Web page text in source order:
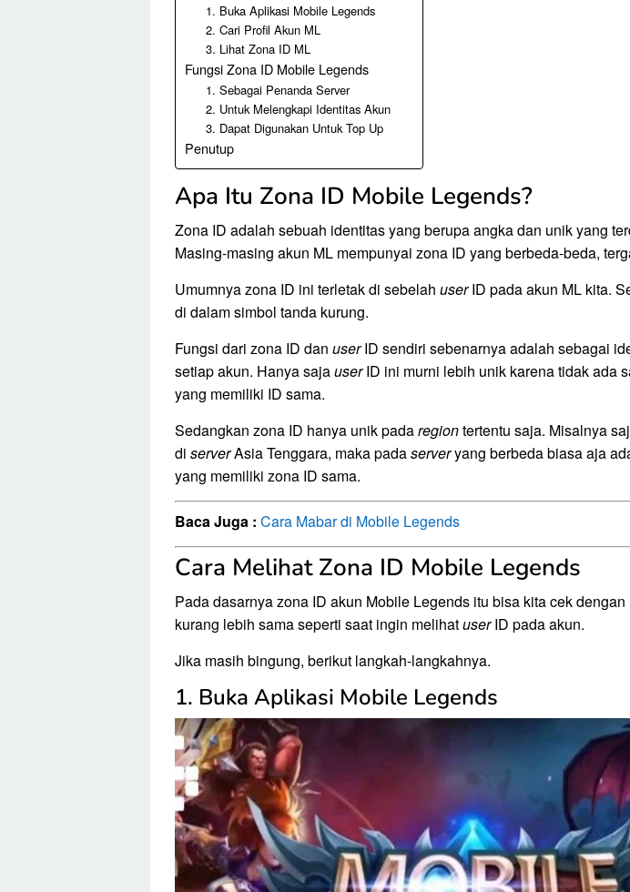
1. Buka Aplikasi Mobile Legends
2. Cari Profil Akun ML
3. Lihat Zona ID ML
Fungsi Zona ID Mobile Legends
1. Sebagai Penanda Server
2. Untuk Melengkapi Identitas Akun
3. Dapat Digunakan Untuk Top Up
Penutup
Apa Itu Zona ID Mobile Legends?
Zona ID adalah sebuah identitas yang berupa angka dan unik yang
Masing-masing akun ML mempunyai zona ID yang berbeda-beda,
Umumnya zona ID ini terletak di sebelah userID pada akun ML kita.
di dalam simbol tanda kurung.
Fungsi dari zona ID dan userID sendiri sebenarnya adalah sebagai
setiap akun. Hanya sajauserID ini murni lebih unik karena tidak ada
yang memiliki ID sama.
Sedangkan zona ID hanya unik padaregiontertentu saja. Misalnya
di serverAsia Tenggara, maka padaserveryang berbeda biasa aja
yang memiliki zona ID sama.
Baca Juga : Cara Mabar di Mobile Legends
Cara Melihat Zona ID Mobile Legends
Pada dasarnya zona ID akun Mobile Legends itu bisa kita cek
kurang lebih sama seperti saat ingin melihatuserID pada akun.
Jika masih bingung, berikut langkah-langkahnya.
1. Buka Aplikasi Mobile Legends